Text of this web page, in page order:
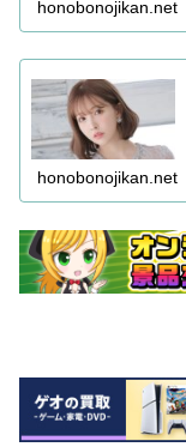
honobonojikan.net
honobonojikan.net